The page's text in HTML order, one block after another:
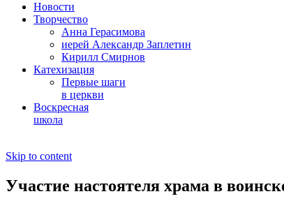
Новости
Творчество
Анна Герасимова
иерей Александр Заплетин
Кирилл Смирнов
Катехизация
Первые шаги
в церкви
Воскресная
школа
Skip to content
Участие настоятеля храма в